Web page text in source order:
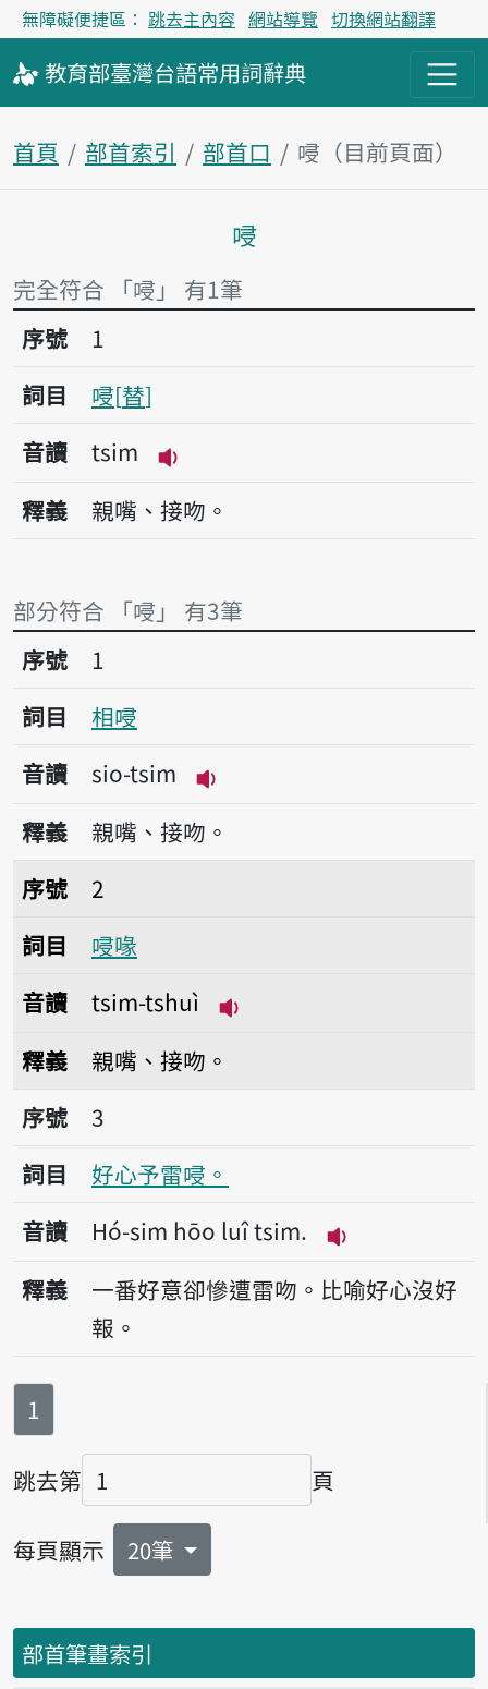
無障礙便捷區： 跳去主內容 網站導覽 切換網站翻譯
教育部臺灣台語常用詞辭典
首頁 部首索引 部首口 唚（目前頁面）
主內容區塊
唚
完全符合 「唚」 有1筆
序號1唚
序號
1
詞目
唚 替
音讀
tsim
播放音讀tsim
釋義 親嘴、接吻。
部分符合 「唚」 有3筆
序號1相唚
序號
1
詞目
相唚
音讀
sio-tsim
播放音讀sio-tsim
釋義
親嘴、接吻。
序號2唚喙
序號
2
詞目
唚喙
音讀
tsim-tshuì
釋義
親嘴、接吻。
序號3好心予雷唚。
序號
3
詞目
好心予雷唚。
音讀
Hó-sim hōo luî tsim.
播放音讀Hó-
釋義
一番好意卻慘遭雷吻。比喻好心沒好
報。
第
1
跳去第
頁碼
頁
每頁顯示 20筆
部首筆畫索引